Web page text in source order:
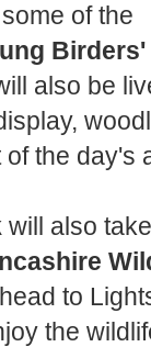
of the
Birders'
also be
the day's
will also
to
the